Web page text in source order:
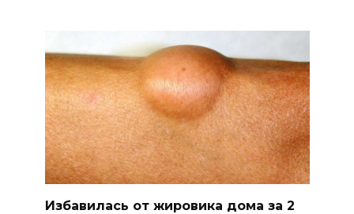
Избавилась от жировика дома за 2